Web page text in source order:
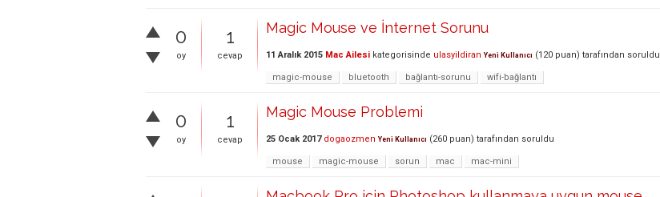
0
oy
1
cevap
Magic Mouse ve İnternet Sorunu
11 Aralık 2015 Mac Ailesi kategorisinde ulasyildiran Yeni Kullanıcı (120 puan) tarafından soruldu
magic-mouse bluetooth bağlantı-sorunu wifi-bağlantı
0
oy
1
cevap
Magic Mouse Problemi
25 Ocak 2017 dogaozmen Yeni Kullanıcı (260 puan) tarafından soruldu
mouse magic-mouse sorun mac mac-mini